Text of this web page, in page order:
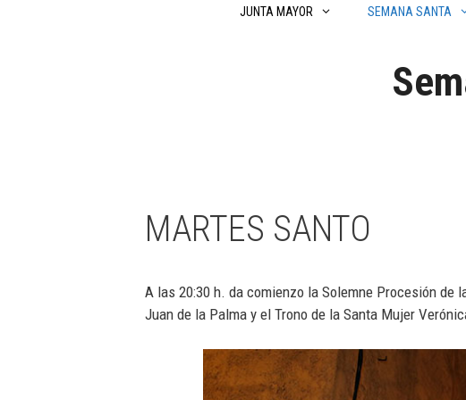
JUNTA MAYOR SEMANA SANTA
MARTES SANTO
A las 20:30 h. da comienzo la Solemne Procesión de
Juan de la Palma y el Trono de la Santa Mujer